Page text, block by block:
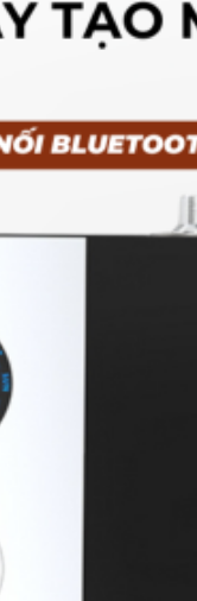
giỏ hàng.
giỏ hàng.